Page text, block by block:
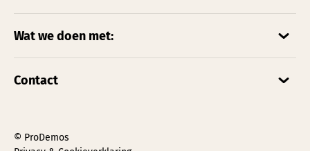
Wat we doen met:
Contact
© ProDemos